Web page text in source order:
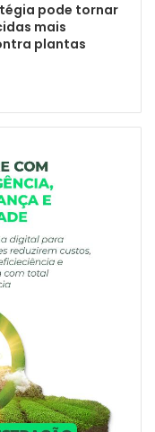
pode tornar
mais
plantas